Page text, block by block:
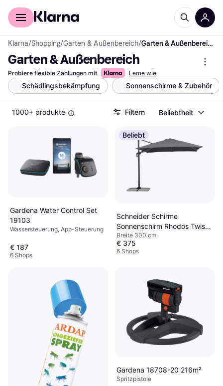
Für Shopper
Klarna/Shopping/Garten & Außenbereich/ Garten & Außenbereich
Garten & Außenbereich
Probiere flexible Zahlungen mit Lerne wie
Schädlingsbekämpfung Sonnenschirme & Zubehör
1000+ produkte Filtern Beliebtheit
Gardena Water Control Set
19103
Wassersteuerung, App-Steuerung
€ 187
6 Shops
Beliebt
Schneider Schirme
Sonnenschirm Rhodos Twist
400 x 300 cm Anthrazit
300cm
Breite 300 cm
€ 375
6 Shops
Gardena 18708-20 216m²
Spritzpistole